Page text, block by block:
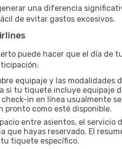
una diferencia
de evitar gastos excesivos.
puede hacer que el día de
equipaje y las
tu tiquete incluye equipaje
in en línea usualmente
como esté disponible.
entre asientos, el
que hayas reservado. El
tiquete específico.